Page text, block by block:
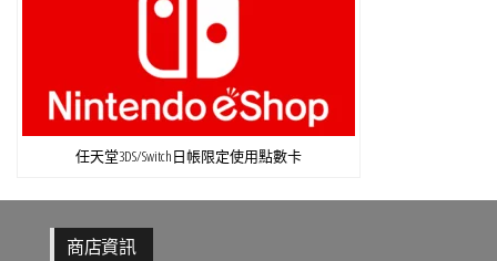
任天堂3DS/Switch日帳限定使用點數卡
商店資訊